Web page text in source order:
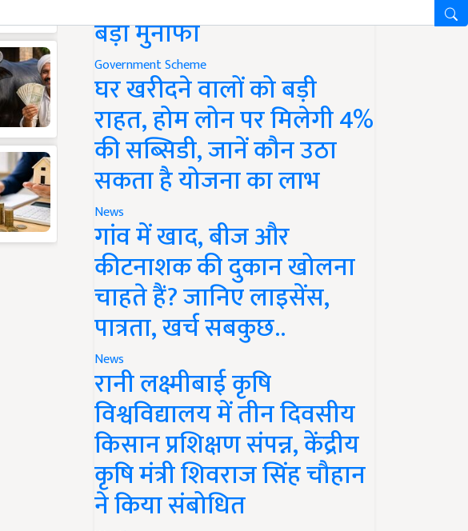
बड़ा मुनाफा
Government Scheme
घर खरीदने वालों को बड़ी
राहत, होम लोन पर मिलेगी 4%
की सब्सिडी, जानें कौन उठा
सकता है योजना का लाभ
News
गांव में खाद, बीज और
कीटनाशक की दुकान खोलना
चाहते हैं? जानिए लाइसेंस,
पात्रता, खर्च सबकुछ..
News
रानी लक्ष्मीबाई कृषि
विश्वविद्यालय में तीन दिवसीय
किसान प्रशिक्षण संपन्न, केंद्रीय
कृषि मंत्री शिवराज सिंह चौहान
ने किया संबोधित